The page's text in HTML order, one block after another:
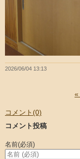
2026/06/04 13:13
«
コメント(0)
コメント投稿
名前(必須)